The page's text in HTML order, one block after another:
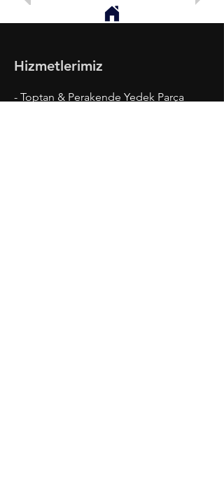
Hizmetlerimiz
- Toptan & Perakende Yedek Parça